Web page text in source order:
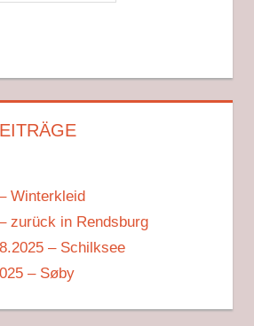
Winterkleid
zurück in Rendsburg
– Schilksee
– Søby